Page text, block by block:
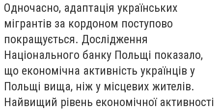
Одночасно, адаптація українських
мігрантів за кордоном поступово
покращується. Дослідження
Національного банку Польщі показало,
що економічна активність українців у
Польщі вища, ніж у місцевих жителів.
Найвищий рівень економічної активності